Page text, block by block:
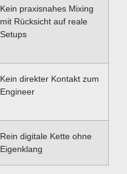
Kein praxisnahes Mixing
mit Rücksicht auf reale
Setups
Kein direkter Kontakt zum
Engineer
Rein digitale Kette ohne
Eigenklang